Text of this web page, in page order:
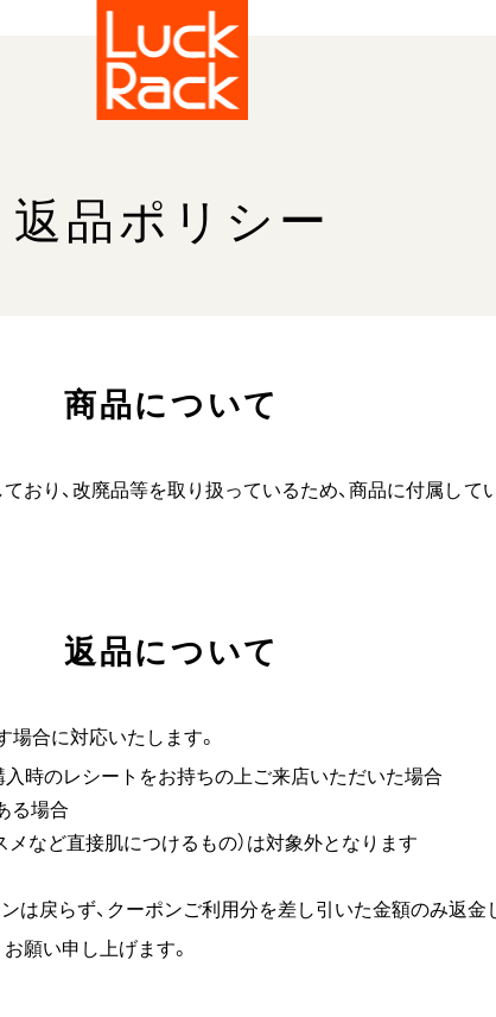
返品ポリシー
商品について
おり、改廃品等を取り扱っているため、商品に付属し
返品について
合に対応いたします。
入時のレシートをお持ちの上ご来店いただいた場合
る場合
メなど直接肌につけるもの）は対象外となります
は戻らず、クーポンご利用分を差し引いた金額のみ返金
願い申し上げます。